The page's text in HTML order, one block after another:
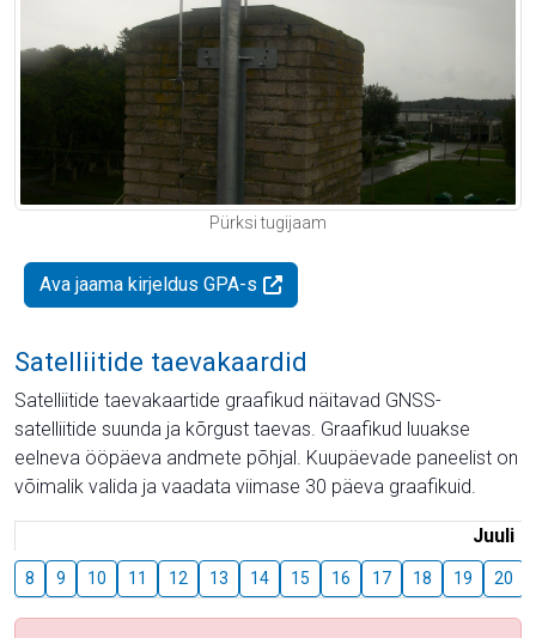
Pürksi tugijaam
Ava jaama kirjeldus GPA-s
Satelliitide taevakaardid
Satelliitide taevakaartide graafikud näitavad GNSS-
satelliitide suunda ja kõrgust taevas. Graafikud luuakse
eelneva ööpäeva andmete põhjal. Kuupäevade paneelist on
võimalik valida ja vaadata viimase 30 päeva graafikuid.
Juuli
8 9 10 11 12 13 14 15 16 17 18 19 20